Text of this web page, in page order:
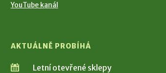
YouTube kanál
AKTUÁLNĚ PROBÍHÁ
Letní otevřené sklepy